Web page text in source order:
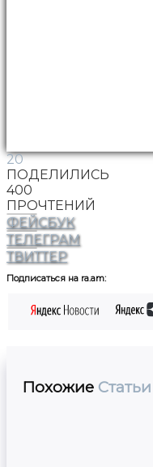
20
ПОДЕЛИЛИСЬ
400
ПРОЧТЕНИЙ
ФЕЙСБУК
ТЕЛЕГРАМ
ТВИТТЕР
Подписаться на ra.am:
Похожие Статьи